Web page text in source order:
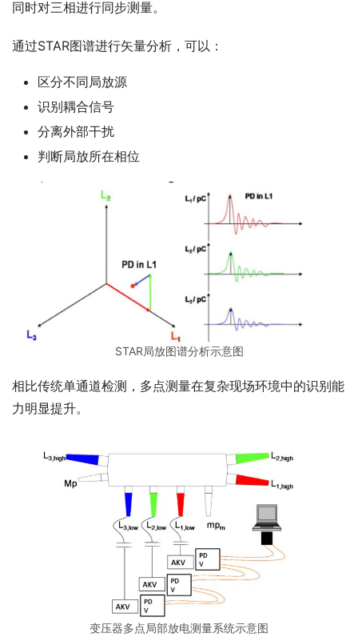
同时对三相进行同步测量。
通过STAR图谱进行矢量分析，可以：
区分不同局放源
识别耦合信号
分离外部干扰
判断局放所在相位
STAR局放图谱分析示意图
相比传统单通道检测，多点测量在复杂现场环境中的识别能
力明显提升。
变压器多点局部放电测量系统示意图